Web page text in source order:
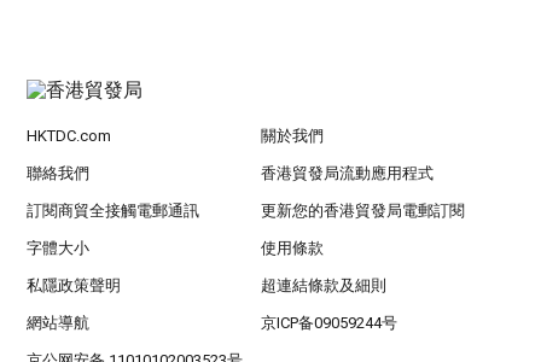
HKTDC.com 關於我們
聯絡我們 香港貿發局流動應用程式
訂閱商貿全接觸電郵通訊 更新您的香港貿發局電郵訂閱
字體大小 使用條款
私隱政策聲明 超連結條款及細則
網站導航 京ICP备09059244号